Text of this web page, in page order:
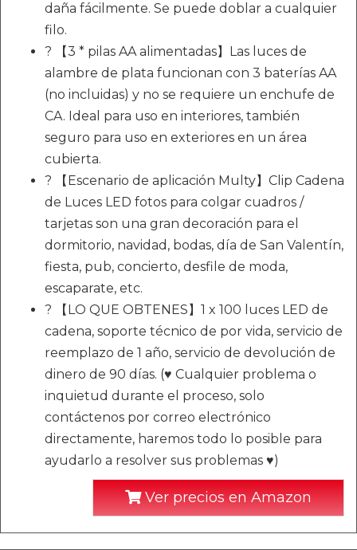
daña fácilmente. Se puede doblar a cualquier
filo.
? 【3 * pilas AA alimentadas】Las luces de
alambre de plata funcionan con 3 baterías AA
(no incluidas) y no se requiere un enchufe de
CA. Ideal para uso en interiores, también
seguro para uso en exteriores en un área
cubierta.
? 【Escenario de aplicación Multy】Clip Cadena
de Luces LED fotos para colgar cuadros /
tarjetas son una gran decoración para el
dormitorio, navidad, bodas, día de San Valentín,
fiesta, pub, concierto, desfile de moda,
escaparate, etc.
? 【LO QUE OBTENES】1 x 100 luces LED de
cadena, soporte técnico de por vida, servicio de
reemplazo de 1 año, servicio de devolución de
dinero de 90 días. (♥ Cualquier problema o
inquietud durante el proceso, solo
contáctenos por correo electrónico
directamente, haremos todo lo posible para
ayudarlo a resolver sus problemas ♥)
Ver precios en Amazon